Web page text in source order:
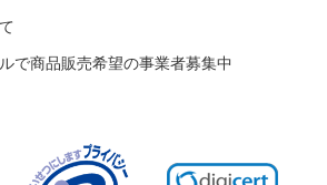
で商品販売希望の事業者募集中